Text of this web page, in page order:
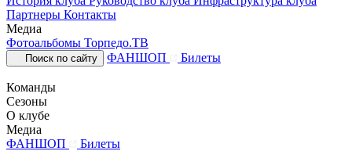
Партнеры Контакты
Медиа
Фотоальбомы Торпедо.ТВ
Поиск по сайту ФАНШОП Билеты
Команды
Сезоны
О клубе
Медиа
ФАНШОП
Билеты